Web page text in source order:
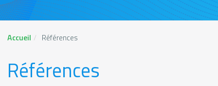
Accueil Références
Références